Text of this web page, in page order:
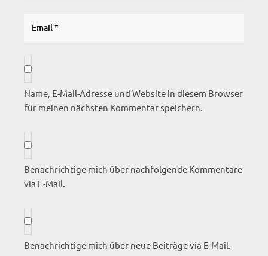
Name, E-Mail-Adresse und Website in diesem Browser
für meinen nächsten Kommentar speichern.
Benachrichtige mich über nachfolgende Kommentare
via E-Mail.
Benachrichtige mich über neue Beiträge via E-Mail.